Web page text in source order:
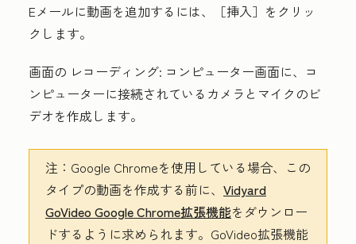
Eメールに動画を追加するには、
［挿入］ をクリッ
クします。
画面の レコーディング: コンピューター画面に、コ
ンピューターに接続されているカメラとマイクのビ
デオを作成します。
注： Google Chromeを使用している場合、この
タイプの動画を作成する前に、 Vidyard
GoVideo Google Chrome拡張機能をダウンロー
ドするように求められます。GoVideo拡張機能